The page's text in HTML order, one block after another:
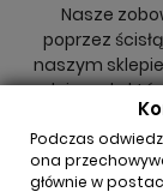
Nasze
poprzez
naszym
rolniczych,
niezależnie
Podczas
ona
głównie w